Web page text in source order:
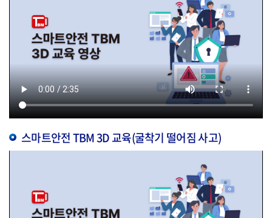
스마트안전 TBM 3D 교육(굴착기 떨어짐 사고)